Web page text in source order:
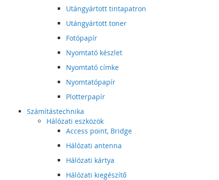
Utángyártott tintapatron
Utángyártott toner
Fotópapír
Nyomtató készlet
Nyomtató címke
Nyomtatópapír
Plotterpapír
Számítástechnika
Hálózati eszközök
Access point, Bridge
Hálózati antenna
Hálózati kártya
Hálózati kiegészítő